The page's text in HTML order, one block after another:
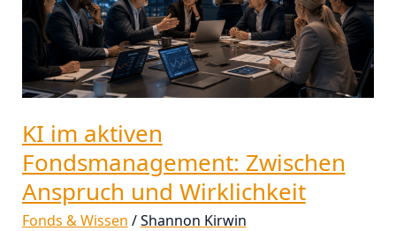
KI im aktiven
Fondsmanagement: Zwischen
Anspruch und Wirklichkeit
Fonds & Wissen /Shannon Kirwin
Anspruch
und
Wirklichkeit